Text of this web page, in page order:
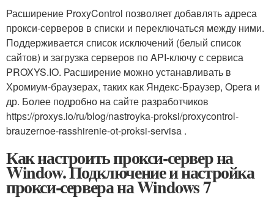
Расширение ProxyControl позволяет добавлять адреса
прокси-серверов в списки и переключаться между ними.
Поддерживается список исключений (белый список
сайтов) и загрузка серверов по API-ключу с сервиса
PROXYS.IO. Расширение можно устанавливать в
Хромиум-браузерах, таких как Яндекс-Браузер, Opera и
др. Более подробно на сайте разработчиков
https://proxys.io/ru/blog/nastroyka-proksi/proxycontrol-
brauzernoe-rasshirenie-ot-proksi-servisa .
Как настроить прокси-сервер на
Window. Подключение и настройка
прокси-сервера на Windows 7